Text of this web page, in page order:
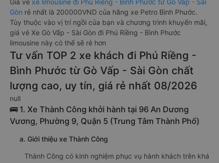
Giá vé xe limousine đi Phú Riềng - Bình Phước từ Gò Vấp - Sài
Gòn rẻ nhất là 200000VND của hãng xe Petro Bình Phước.
Tùy thuộc vào vị trí ngồi của bạn và chương trình khuyến mãi,
giá vé Xe Gò Vấp - Sài Gòn đi Phú Riềng - Bình Phước
limousine này có thể sẽ rẻ hơn
Tư vấn TOP 2 xe khách đi Phú Riềng -
Bình Phước từ Gò Vấp - Sài Gòn chất
lượng cao, uy tín, giá rẻ nhất 08/2026
null
🚌 1. Xe Thành Công khởi hành tại 96 An Dương
Vương, Phường 9, Quận 5 (Trung Tâm Thành Phố)
a. Giới thiệu xe Thành Công
Thành Công có kinh nghiệm phục vụ hành khách trên khá